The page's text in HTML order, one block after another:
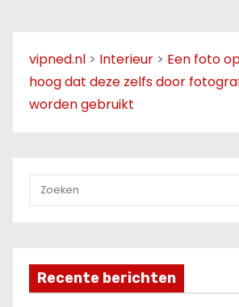
vipned.nl > Interieur > Een foto
hoog dat deze zelfs door
worden gebruikt
Recente berichten